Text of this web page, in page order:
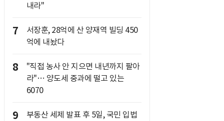
내라"
7
서장훈, 28억에 산 양재역 빌딩 450
억에 내놨다
8
"직접 농사 안 지으면 내년까지 팔아
라"… 양도세 중과에 떨고 있는
6070
9 부동산 세제 발표 후 5일, 국민 입법